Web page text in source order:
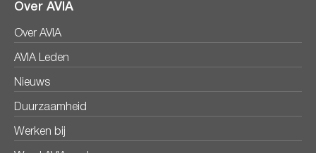
Over AVIA
Over AVIA
AVIA Leden
Nieuws
Duurzaamheid
Werken bij